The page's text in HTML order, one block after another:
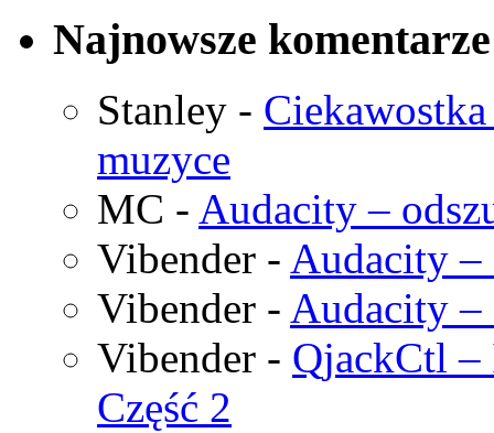
Najnowsze komentarze
Stanley -
muzyce
MC - Audacity –
Vibender - Audacity –
Vibender - Audacity –
Vibender - QjackCtl –
Część 2